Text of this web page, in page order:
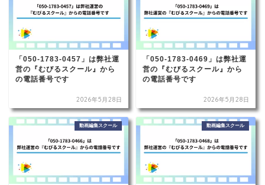
「050-1783-0457」は弊社運
営の『むびるスクール』から
の電話番号です
2026年5月28日
「050-1783-0469」は弊社運
営の『むびるスクール』から
の電話番号です
2026年5月28日
動画編集スクール 動画編集スクール